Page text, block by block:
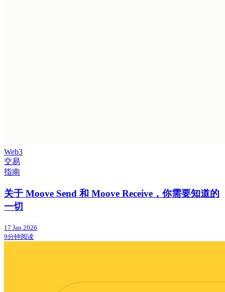
Web3
交易
指南
关于 Moove Send 和 Moove Receive，你需要知道的
一切
17 Jan 2026
9分钟阅读